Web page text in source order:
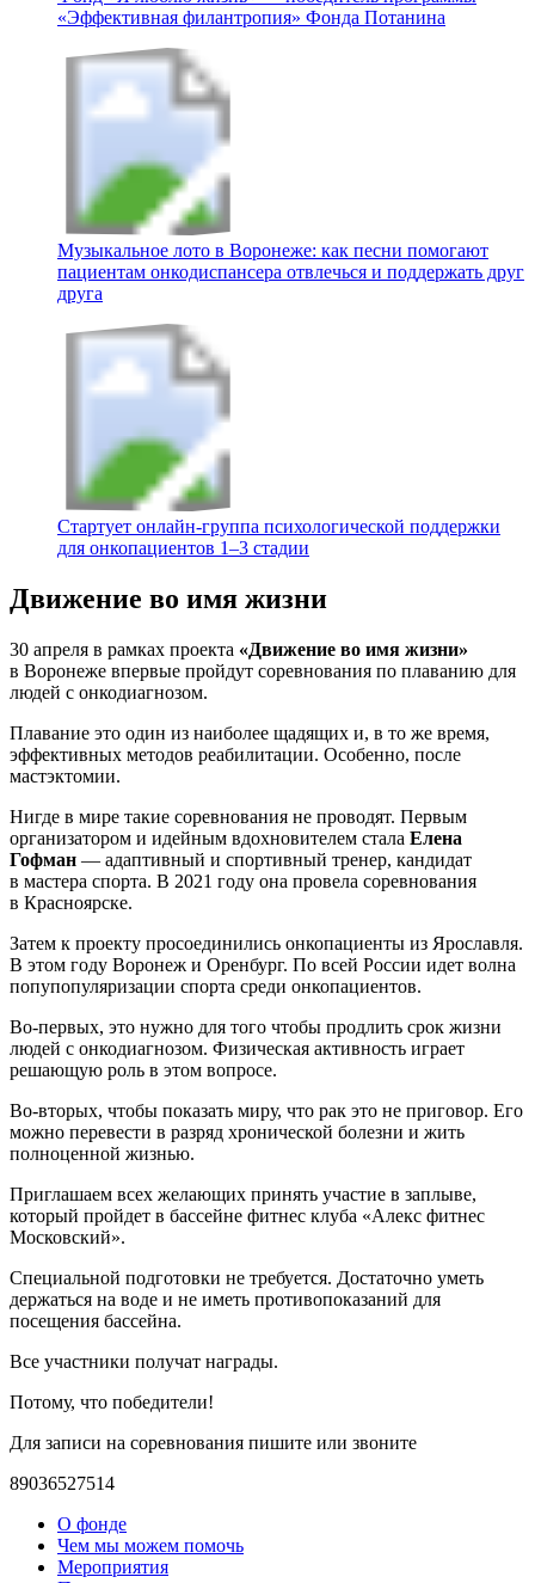
«Эффективная филантропия» Фонда Потанина
Музыкальное лото в Воронеже: как песни помогают
пациентам онкодиспансера отвлечься и поддержать друг
друга
Стартует онлайн‑группа психологической поддержки
для онкопациентов 1–3 стадии
Движение во имя жизни
30 апреля в рамках проекта «Движение во имя жизни»
в Воронеже впервые пройдут соревнования по плаванию для
людей с онкодиагнозом.
Плавание это один из наиболее щадящих и, в то же время,
эффективных методов реабилитации. Особенно, после
мастэктомии.
Нигде в мире такие соревнования не проводят. Первым
организатором и идейным вдохновителем стала Елена
Гофман — адаптивный и спортивный тренер, кандидат
в мастера спорта. В 2021 году она провела соревнования
в Красноярске.
Затем к проекту просоединились онкопациенты из Ярославля.
В этом году Воронеж и Оренбург. По всей России идет волна
попупопуляризации спорта среди онкопациентов.
Во-первых, это нужно для того чтобы продлить срок жизни
людей с онкодиагнозом. Физическая активность играет
решающую роль в этом вопросе.
Во-вторых, чтобы показать миру, что рак это не приговор. Его
можно перевести в разряд хронической болезни и жить
полноценной жизнью.
Приглашаем всех желающих принять участие в заплыве,
который пройдет в бассейне фитнес клуба «Алекс фитнес
Московский».
Специальной подготовки не требуется. Достаточно уметь
держаться на воде и не иметь противопоказаний для
посещения бассейна.
Все участники получат награды.
Потому, что победители!
Для записи на соревнования пишите или звоните
89036527514
О фонде
Чем мы можем помочь
Мероприятия